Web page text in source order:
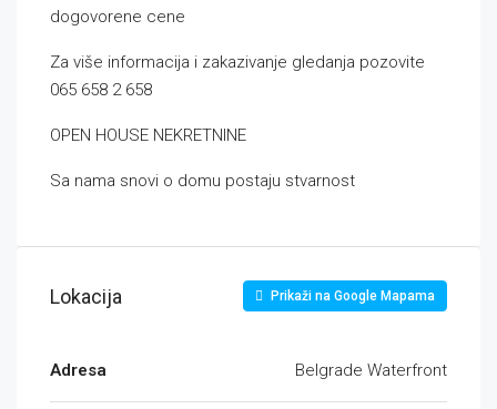
dogovorene cene
Za više informacija i zakazivanje gledanja pozovite
065 658 2 658
OPEN HOUSE NEKRETNINE
Sa nama snovi o domu postaju stvarnost
Lokacija Prikaži na Google Mapama
Adresa Belgrade Waterfront